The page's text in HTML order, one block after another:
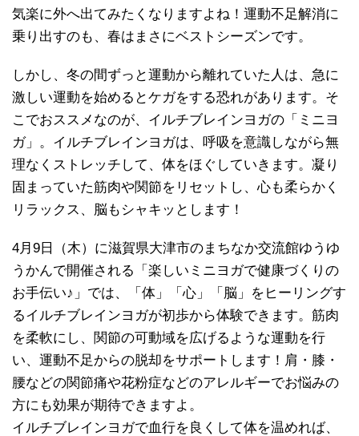
気楽に外へ出てみたくなりますよね！運動不足解消に
乗り出すのも、春はまさにベストシーズンです。
しかし、冬の間ずっと運動から離れていた人は、急に
激しい運動を始めるとケガをする恐れがあります。そ
こでおススメなのが、イルチブレインヨガの「ミニヨ
ガ」。イルチブレインヨガは、呼吸を意識しながら無
理なくストレッチして、体をほぐしていきます。凝り
固まっていた筋肉や関節をリセットし、心も柔らかく
リラックス、脳もシャキッとします！
4月9日（木）に滋賀県大津市のまちなか交流館ゆうゆ
うかんで開催される「楽しいミニヨガで健康づくりの
お手伝い♪」では、「体」「心」「脳」をヒーリングす
るイルチブレインヨガが初歩から体験できます。筋肉
を柔軟にし、関節の可動域を広げるような運動を行
い、運動不足からの脱却をサポートします！肩・膝・
腰などの関節痛や花粉症などのアレルギーでお悩みの
方にも効果が期待できますよ。
イルチブレインヨガで血行を良くして体を温めれば、